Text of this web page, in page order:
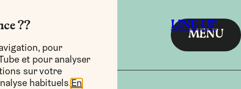
??
pour
et pour analyser
sur votre
habituels. En
LINE-UP
MENU